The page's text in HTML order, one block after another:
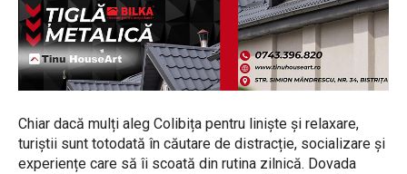
Chiar dacă mulți aleg Colibița pentru liniște și relaxare,
turiștii sunt totodată în căutare de distracție, socializare și
experiențe care să îi scoată din rutina zilnică. Dovada